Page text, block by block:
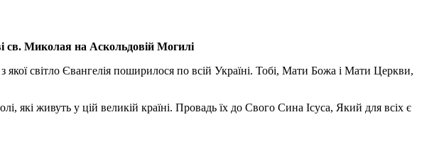
св. Миколая на Аскольдовій Могилі
світло Євангелія поширилося по всій Україні. Тобі, Мати Божа і Мати Церкви,
які живуть у цій великій країні. Провадь їх до Свого Сина Ісуса, Який для всіх є